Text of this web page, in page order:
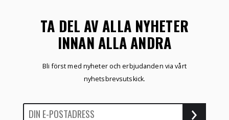
TA DEL AV ALLA NYHETER
INNAN ALLA ANDRA
Bli först med nyheter och erbjudanden via vårt
nyhetsbrevsutskick.